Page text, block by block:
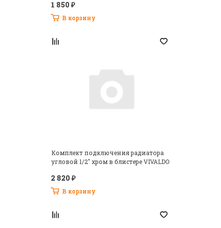
1 850 ₽
В корзину
Комплект подключения радиатора
угловой 1/2" хром в блистере VIVALDO
2 820 ₽
В корзину